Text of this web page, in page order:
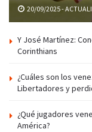
20/09/2025 -
Y José Martínez:
Corinthians
¿Cuáles son los
Libertadores y
¿Qué jugadores
América?